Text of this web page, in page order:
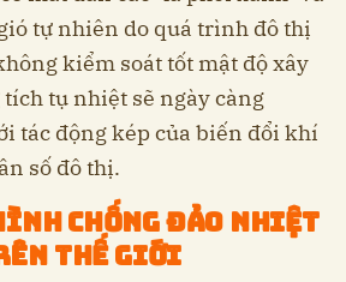
tự nhiên do quá trình đô thị
kiểm soát tốt mật độ xây
tụ nhiệt sẽ ngày càng
tác động kép của biến đổi khí
số đô thị.
chống đảo nhiệt
thế giới